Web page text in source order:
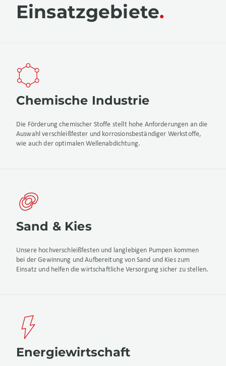
Einsatzgebiete
Chemische Industrie
Die Förderung chemischer Stoffe stellt hohe Anforderungen an die
Auswahl verschleißfester und korrosionsbeständiger Werkstoffe,
wie auch der optimalen Wellenabdichtung.
Sand & Kies
Unsere hochverschleißfesten und langlebigen Pumpen kommen
bei der Gewinnung und Aufbereitung von Sand und Kies zum
Einsatz und helfen die wirtschaftliche Versorgung sicher zu stellen.
Energiewirtschaft